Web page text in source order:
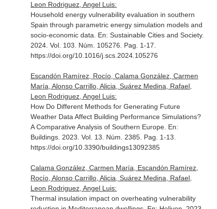
Leon Rodriguez, Angel Luis:
Household energy vulnerability evaluation in southern
Spain through parametric energy simulation models and
socio-economic data. En: Sustainable Cities and Society.
2024. Vol. 103. Núm. 105276. Pag. 1-17.
https://doi.org/10.1016/j.scs.2024.105276
Escandón Ramírez, Rocío, Calama González, Carmen
María, Alonso Carrillo, Alicia, Suárez Medina, Rafael,
Leon Rodriguez, Angel Luis:
How Do Different Methods for Generating Future
Weather Data Affect Building Performance Simulations?
A Comparative Analysis of Southern Europe. En:
Buildings. 2023. Vol. 13. Núm. 2385. Pag. 1-13.
https://doi.org/10.3390/buildings13092385
Calama González, Carmen María, Escandón Ramírez,
Rocío, Alonso Carrillo, Alicia, Suárez Medina, Rafael,
Leon Rodriguez, Angel Luis:
Thermal insulation impact on overheating vulnerability